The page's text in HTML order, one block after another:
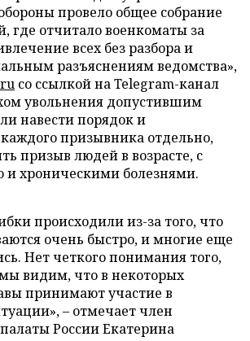
провело общее собрание
где отчитало военкоматы за
всех без разбора и
разъяснениям ведомства»,
со ссылкой на Telegram-канал
увольнения допустившим
навести порядок и
призывника отдельно,
призыв людей в возрасте, с
и хроническими болезнями.
происходили из-за того, что
очень быстро, и многие еще
Нет четкого понимания того,
видим, что в некоторых
принимают участие в
– отмечает член
России Екатерина